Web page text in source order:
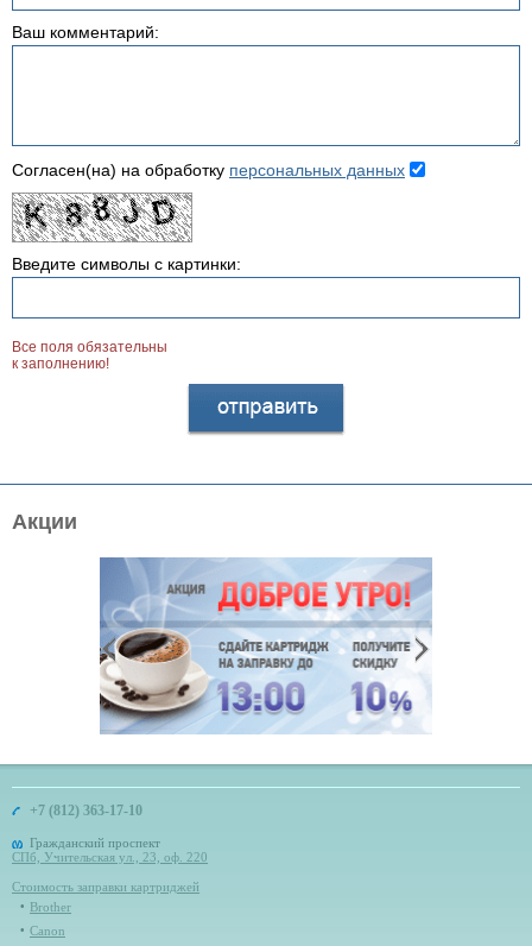
Акции
Ваш комментарий:
Согласен(на) на обработку персональных данных
Введите символы с картинки:
Все поля обязательны
к заполнению!
+7 (812) 363-17-10
Гражданский проспект
СПб, Учительская ул., 23, оф. 220
Стоимость заправки картриджей
Brother
Canon